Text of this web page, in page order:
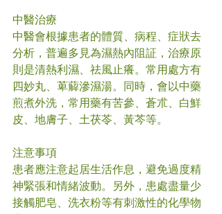
中醫治療
中醫會根據患者的體質、病程、症狀去
分析，普遍多見為濕熱內阻証，治療原
則是清熱利濕、祛風止癢。常用處方有
四妙丸、萆薢滲濕湯。同時，會以中藥
煎煮外洗，常用藥有苦參、蒼朮、白鮮
皮、地膚子、土茯苓、黃芩等。
注意事項
患者應注意起居生活作息，避免過度精
神緊張和情緒波動。另外，患處盡量少
接觸肥皂、洗衣粉等有刺激性的化學物